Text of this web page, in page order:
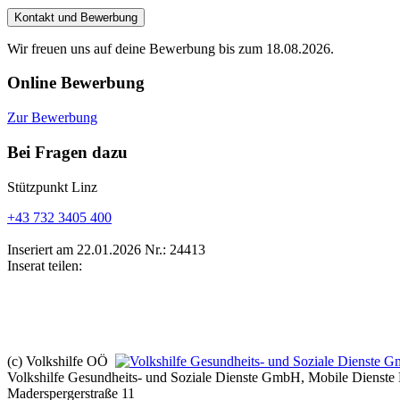
Kontakt und Bewerbung
Wir freuen uns auf deine Bewerbung bis zum 18.08.2026.
Online Bewerbung
Zur Bewerbung
Bei Fragen dazu
Stützpunkt Linz
+43 732 3405 400
Inseriert am 22.01.2026 Nr.: 24413
Inserat teilen:
(c) Volkshilfe OÖ
Volkshilfe Gesundheits- und Soziale Dienste GmbH, Mobile Dienste
Maderspergerstraße 11